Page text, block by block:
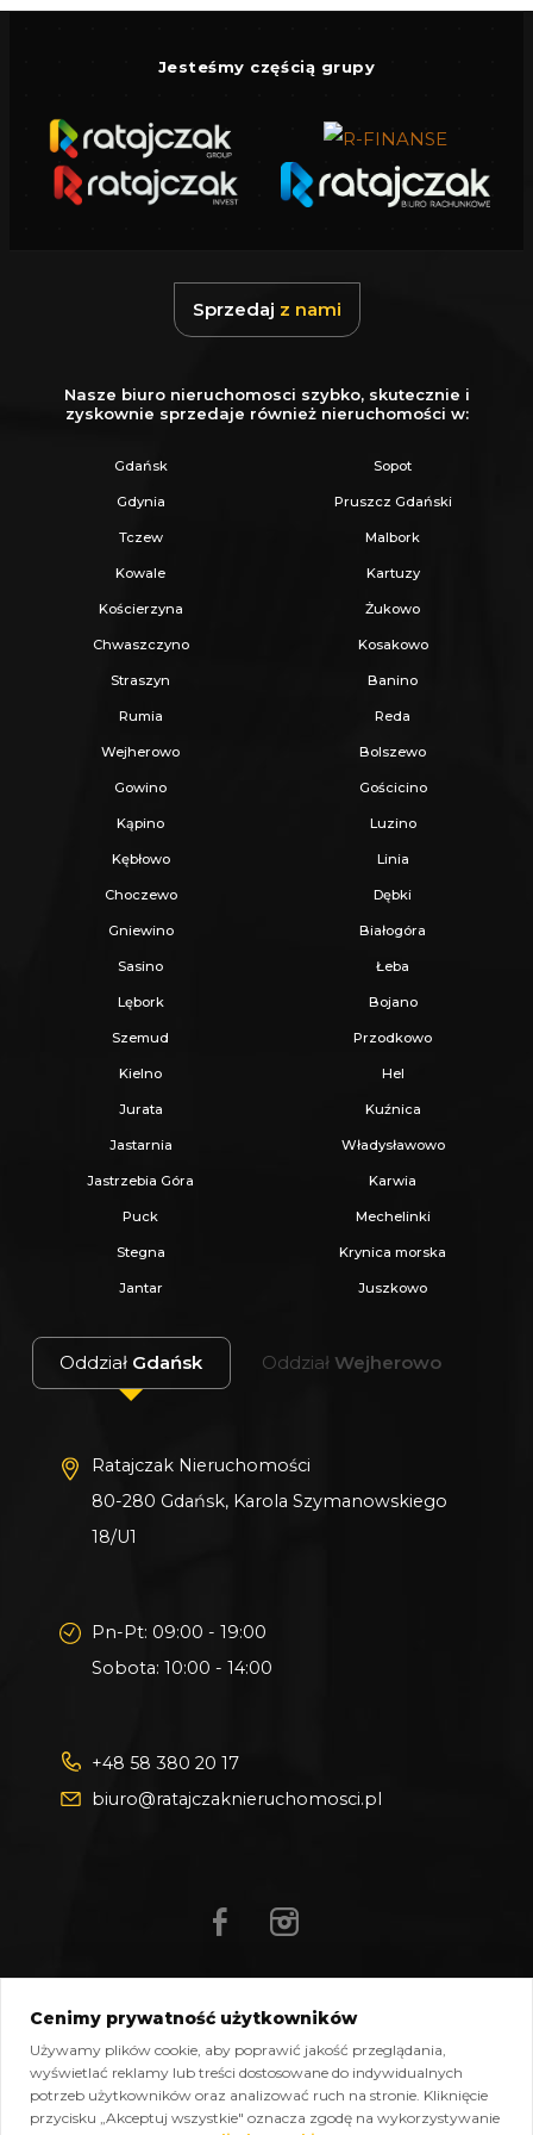
nieruchomości.
Gwarantujemy bezpieczny zakup i najlepszą
CENĘ.
Oferujemy skuteczną i bezpłatną pomoc w
Wszystkie nasze transakcje są objęte
Z nami u Notariusza otrzymasz Ofertę
Jesteśmy częścią grupy
Sprzedaj z nami
Nasze biuro nieruchomosci szybko, skutecznie i
zyskownie sprzedaje również nieruchomości w:
Gdańsk Sopot
Gdynia Pruszcz Gdański
Tczew Malbork
Kowale Kartuzy
Kościerzyna Żukowo
Chwaszczyno Kosakowo
Straszyn Banino
Rumia Reda
Wejherowo Bolszewo
Gowino Gościcino
Kąpino Luzino
Kębłowo Linia
Choczewo Dębki
Gniewino Białogóra
Sasino Łeba
Lębork Bojano
Szemud Przodkowo
Kielno Hel
Jurata Kuźnica
Jastarnia Władysławowo
Jastrzebia Góra Karwia
Puck Mechelinki
Stegna Krynica morska
Jantar Juszkowo
Oddział Gdańsk Oddział Wejherowo
Ratajczak Nieruchomości
80-280 Gdańsk, Karola Szymanowskiego
18/U1
Pn-Pt: 09:00 - 19:00
Sobota: 10:00 - 14:00
+48 58 380 20 17
biuro@ratajczaknieruchomosci.pl
Polityka cookies Kontakt
Copyright © 2026 Ratajczak Nieruchomości All Rights
Cenimy prywatność użytkowników
Używamy plików cookie, aby poprawić jakość przeglądania,
wyświetlać reklamy lub treści dostosowane do indywidualnych
potrzeb użytkowników oraz analizować ruch na stronie. Kliknięcie
przycisku „Akceptuj wszystkie" oznacza zgodę na wykorzystywanie